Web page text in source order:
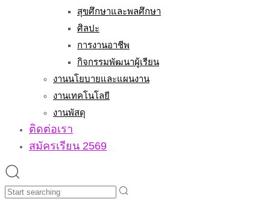
สุขศึกษาและพลศึกษา
ศิลปะ
การงานอาชีพ
กิจกรรมพัฒนาผู้เรียน
งานนโยบายและแผนงาน
งานเทคโนโลยี
งานพัสดุ
ติดต่อเรา
สมัครเรียน 2569
Search